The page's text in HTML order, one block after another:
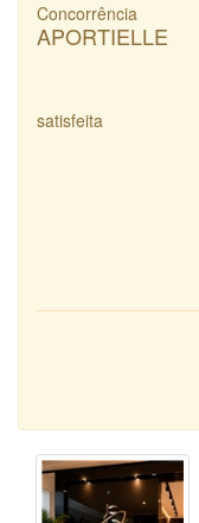
Concorrência
APORTIELLE
satisfeita